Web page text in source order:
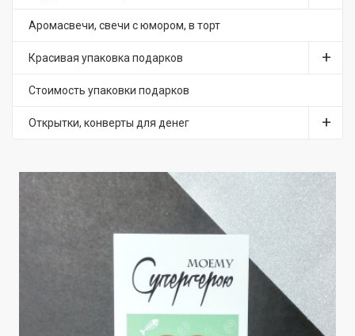
Аромасвечи, свечи с юмором, в торт
Красивая упаковка подарков
Стоимость упаковки подарков
Открытки, конверты для денег